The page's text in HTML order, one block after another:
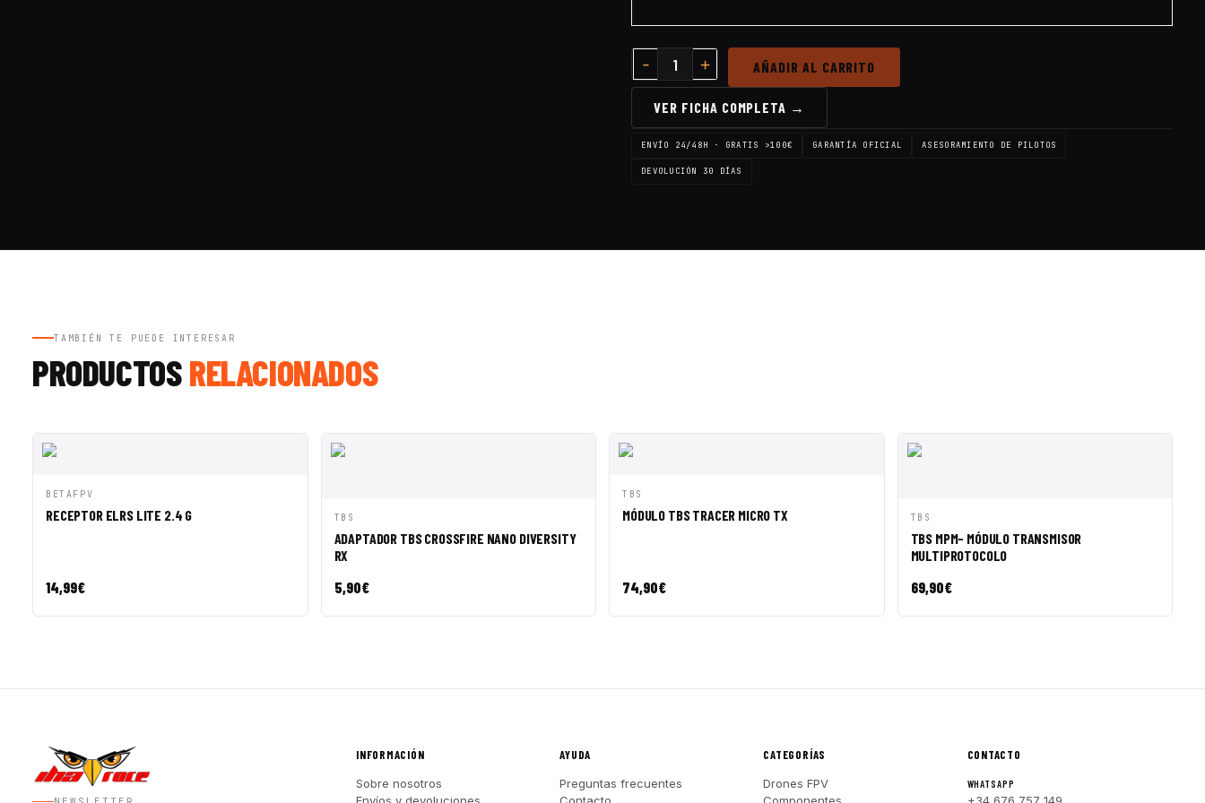
AÑADIR AL CARRITO
VER FICHA COMPLETA →
ENVÍO 24/48H · GRATIS >100€ GARANTÍA OFICIAL ASESORAMIENTO DE PILOTOS
DEVOLUCIÓN 30 DÍAS
TAMBIÉN TE PUEDE INTERESAR
PRODUCTOSRELACIONADOS
VISTA RÁPIDA
BETAFPV
RECEPTOR ELRS LITE 2.4 G
14,99€
VISTA RÁPIDA
TBS
ADAPTADOR TBS CROSSFIRE NANO DIVERSITY
RX
5,90€
VISTA RÁPIDA
TBS
MÓDULO TBS TRACER MICRO TX
74,90€
VISTA RÁPIDA
TBS
TBS MPM- MÓDULO TRANSMISOR
MULTIPROTOCOLO
69,90€
INFORMACIÓN
Sobre nosotros
Envíos y devoluciones
AYUDA
Preguntas frecuentes
Contacto
CATEGORÍAS
Drones FPV
Componentes
CONTACTO
WHATSAPP
+34 676 757 149